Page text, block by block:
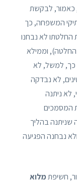
כאמור, לבקשת
המשפחה, כך
החלטתו לא נבחנו
וממילא
כך, למשל, לא
לא נבדקה
לא ניתנה
המסמכים
בהליך
נבחנה הפגיעה
חשיפתמלוא